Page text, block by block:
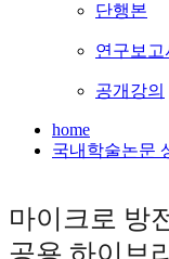
단행본
연구보고
공개강의
home
국내학술논문
마이크로 방